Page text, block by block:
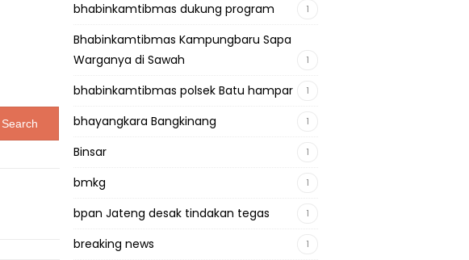
bhabinkamtibmas dukung program 1
Bhabinkamtibmas Kampungbaru Sapa
Warganya di Sawah
1
bhabinkamtibmas polsek Batu hampar 1
bhayangkara Bangkinang 1
Binsar 1
bmkg 1
bpan Jateng desak tindakan tegas 1
breaking news 1